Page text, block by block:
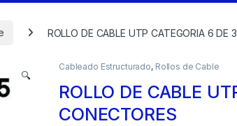
ROLLO DE CABLE UTP CATEGORIA 6 DE
🔍
Cableado Estructurado, Rollos de Cable
ROLLO DE CABLE
CONECTORES